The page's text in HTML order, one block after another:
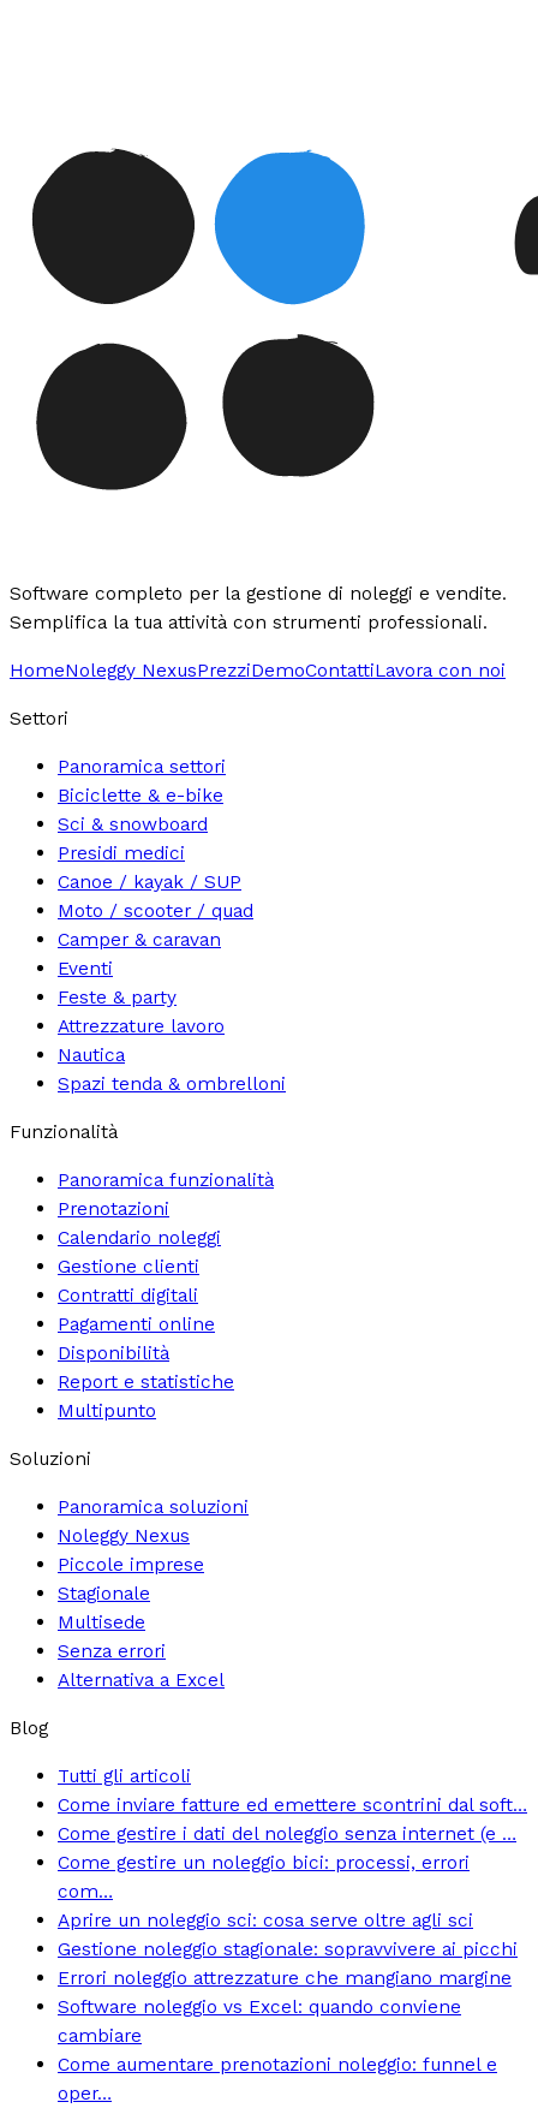
Software completo per la gestione di noleggi e vendite.
Semplifica la tua attività con strumenti professionali.
HomeNoleggy NexusPrezziDemoContattiLavora con noi
Settori
Panoramica settori
Biciclette & e-bike
Sci & snowboard
Presidi medici
Canoe / kayak / SUP
Moto / scooter / quad
Camper & caravan
Eventi
Feste & party
Attrezzature lavoro
Nautica
Spazi tenda & ombrelloni
Funzionalità
Panoramica funzionalità
Prenotazioni
Calendario noleggi
Gestione clienti
Contratti digitali
Pagamenti online
Disponibilità
Report e statistiche
Multipunto
Soluzioni
Panoramica soluzioni
Noleggy Nexus
Piccole imprese
Stagionale
Multisede
Senza errori
Alternativa a Excel
Blog
Tutti gli articoli
Come inviare fatture ed emettere scontrini dal soft…
Come gestire i dati del noleggio senza internet (e …
Come gestire un noleggio bici: processi, errori
com…
Aprire un noleggio sci: cosa serve oltre agli sci
Gestione noleggio stagionale: sopravvivere ai picchi
Errori noleggio attrezzature che mangiano margine
Software noleggio vs Excel: quando conviene
cambiare
Come aumentare prenotazioni noleggio: funnel e
oper…